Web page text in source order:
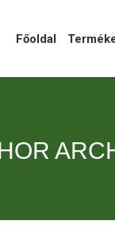
Főoldal